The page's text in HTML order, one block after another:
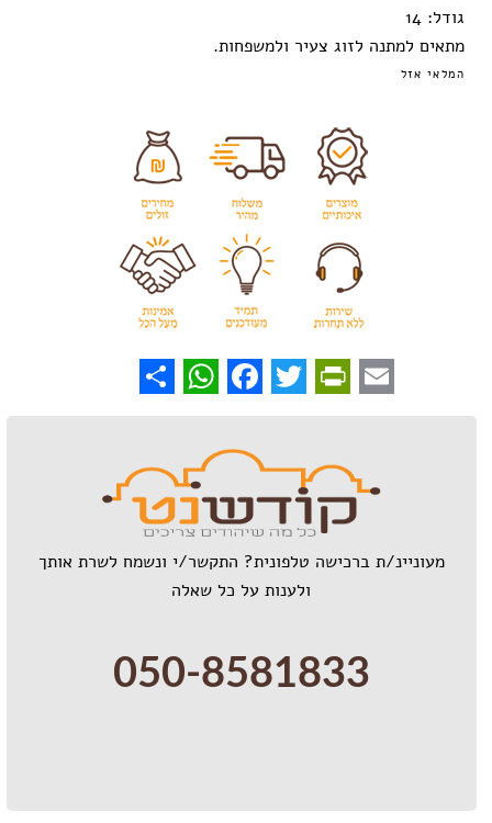
גודל: 14
מתאים למתנה לזוג צעיר ולמשפחות.
המלאי אזל
Email
PrintFriendly
Twitter
Facebook
WhatsApp
Share
מעוניינ/ת ברכישה טלפונית? התקשר/י ונשמח לשרת אותך
ולענות על כל שאלה
050-8581833